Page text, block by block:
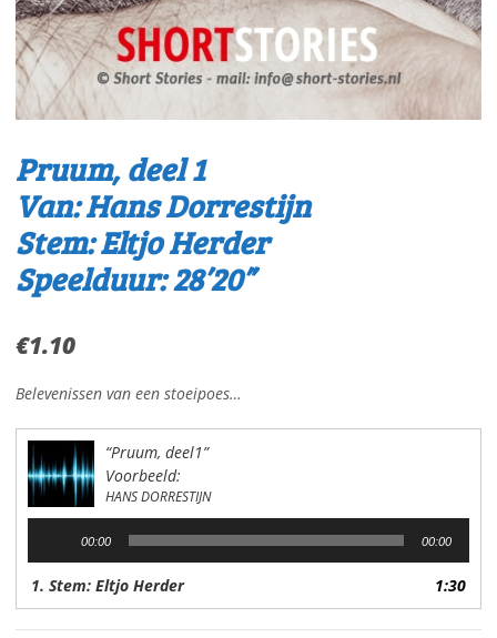
Pruum, deel 1
Van: Hans Dorrestijn
Stem: Eltjo Herder
Speelduur: 28’20”
€1.10
Belevenissen van een stoeipoes…
“Pruum, deel1”
Voorbeeld:
HANS DORRESTIJN
00:00 00:00
1. Stem: Eltjo Herder 1:30